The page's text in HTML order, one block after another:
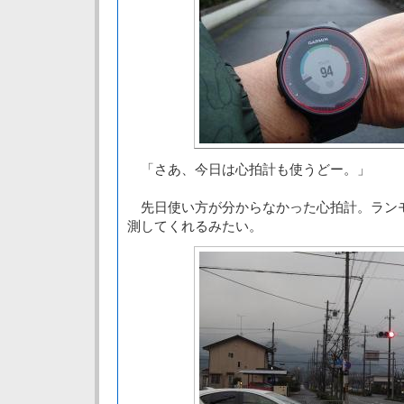
「さあ、今日は心拍計も使うどー。」
先日使い方が分からなかった心拍計。ラン
測してくれるみたい。